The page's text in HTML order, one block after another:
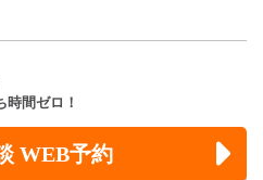
時間ゼロ！
WEB予約